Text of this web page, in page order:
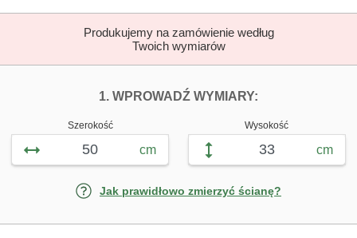
Produkujemy na zamówienie według
Twoich wymiarów
1. WPROWADŹ WYMIARY:
Szerokość
cm
Wysokość
cm
Jak prawidłowo zmierzyć ścianę?